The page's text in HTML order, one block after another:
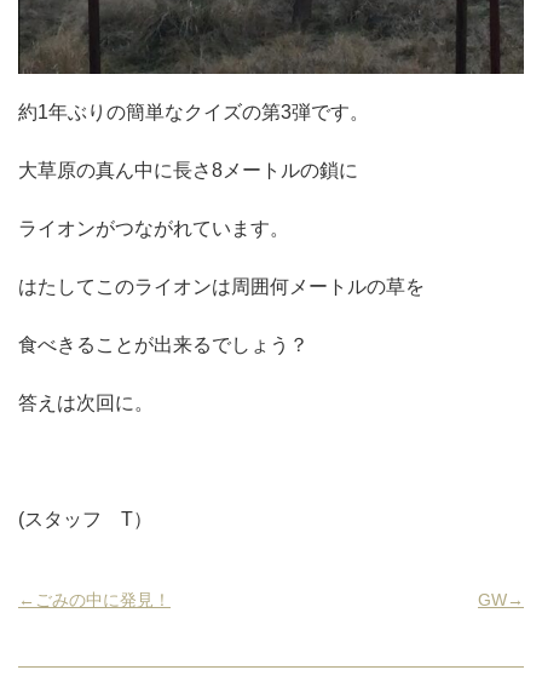
約1年ぶりの簡単なクイズの第3弾です。
大草原の真ん中に長さ8メートルの鎖に
ライオンがつながれています。
はたしてこのライオンは周囲何メートルの草を
食べきることが出来るでしょう？
答えは次回に。
(スタッフ T）
←ごみの中に発見！ GW→